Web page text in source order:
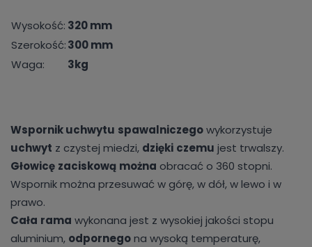
Wysokość: 320 mm
Szerokość:300 mm
Waga:
3kg
Wspornik uchwytu spawalniczegowykorzystuje
uchwyt z czystej miedzi, dzięki czemu jest trwalszy.
Głowicę zaciskową można obracać o 360 stopni.
Wspornik można przesuwać w górę, w dół, w lewo i w
prawo.
Cała rama wykonana jest z wysokiej jakości stopu
aluminium, odpornegona wysoką temperaturę,